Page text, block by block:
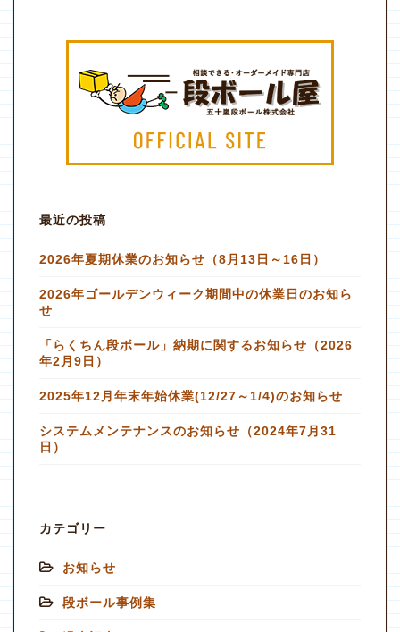
最近の投稿
2026年夏期休業のお知らせ（8月13日～16日）
2026年ゴールデンウィーク期間中の休業日のお知ら
せ
「らくちん段ボール」納期に関するお知らせ（2026
年2月9日）
2025年12月年末年始休業(12/27～1/4)のお知らせ
システムメンテナンスのお知らせ（2024年7月31
日）
カテゴリー
お知らせ
段ボール事例集